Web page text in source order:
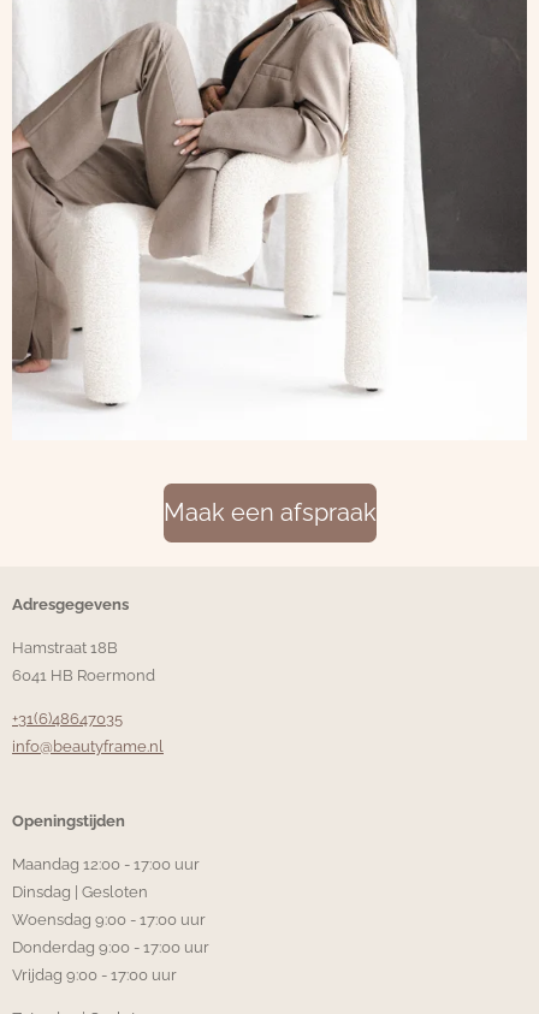
Maak een afspraak
Adresgegevens
Hamstraat 18B
6041 HB Roermond
+31(6)48647035
info@beautyframe.nl
Openingstijden
Maandag 12:00 - 17:00 uur
Dinsdag | Gesloten
Woensdag 9:00 - 17:00 uur
Donderdag 9:00 - 17:00 uur
Vrijdag 9:00 - 17:00 uur